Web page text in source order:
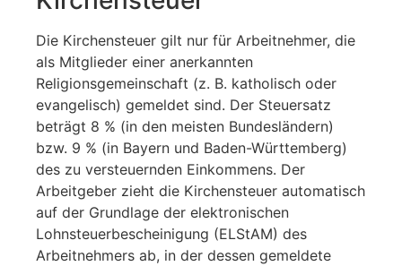
Die Kirchensteuer gilt nur für Arbeitnehmer, die
als Mitglieder einer anerkannten
Religionsgemeinschaft (z. B. katholisch oder
evangelisch) gemeldet sind. Der Steuersatz
beträgt 8 % (in den meisten Bundesländern)
bzw. 9 % (in Bayern und Baden-Württemberg)
des zu versteuernden Einkommens. Der
Arbeitgeber zieht die Kirchensteuer automatisch
auf der Grundlage der elektronischen
Lohnsteuerbescheinigung (ELStAM) des
Arbeitnehmers ab, in der dessen gemeldete